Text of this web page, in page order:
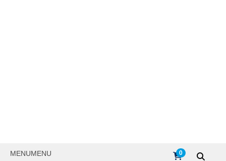
MENUMENU 0